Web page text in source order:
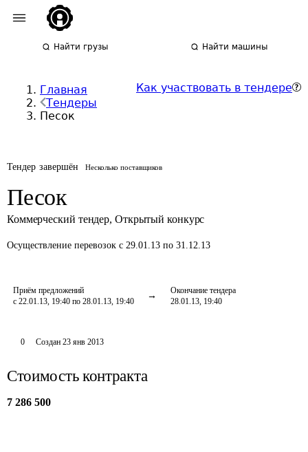
Найти грузы Найти машины
Главная
Тендеры
Песок
Как участвовать в тендере
Тендер завершён Несколько поставщиков
Песок
Коммерческий тендер, Открытый конкурс
Осуществление перевозок с 29.01.13 по 31.12.13
Приём предложений
с 22.01.13, 19:40 по 28.01.13, 19:40
Окончание тендера
28.01.13, 19:40
0 Создан 23 янв 2013
Стоимость контракта
7 286 500